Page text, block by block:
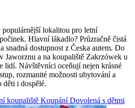
lokalitou pro letní
Hlavní lákadlo? Průzračně čistá
snadná dostupnost z Česka autem. Do
Jaworznu a na koupaliště Zakrzówek u
lidí. Návštěvníci oceňují nejen krásné
rozmanité možnosti ubytování a
i dospělé.
koupaliště Koupání Dovolená s dětmi